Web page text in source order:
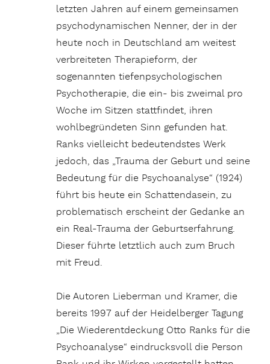
letzten Jahren auf einem gemeinsamen
psychodynamischen Nenner, der in der
heute noch in Deutschland am weitest
verbreiteten Therapieform, der
sogenannten tiefenpsychologischen
Psychotherapie, die ein- bis zweimal pro
Woche im Sitzen stattfindet, ihren
wohlbegründeten Sinn gefunden hat.
Ranks vielleicht bedeutendstes Werk
jedoch, das „Trauma der Geburt und seine
Bedeutung für die Psychoanalyse“ (1924)
führt bis heute ein Schattendasein, zu
problematisch erscheint der Gedanke an
ein Real-Trauma der Geburtserfahrung.
Dieser führte letztlich auch zum Bruch
mit Freud.
Die Autoren Lieberman und Kramer, die
bereits 1997 auf der Heidelberger Tagung
„Die Wiederentdeckung Otto Ranks für die
Psychoanalyse“ eindrucksvoll die Person